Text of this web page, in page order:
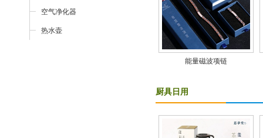
空气净化器
热水壶
能量磁波项链
厨具日用